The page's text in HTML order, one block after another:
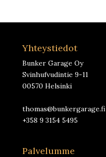
Yhteystiedot
Bunker Garage Oy
Svinhufvudintie 9-11
00570 Helsinki
thomas@bunkergarage.fi
+358 9 3154 5495
Palvelumme